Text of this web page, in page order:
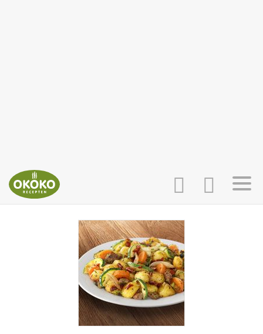
INLOGGEN
AANMELDEN
HOME
RECEPTEN
WEEKMENU'S